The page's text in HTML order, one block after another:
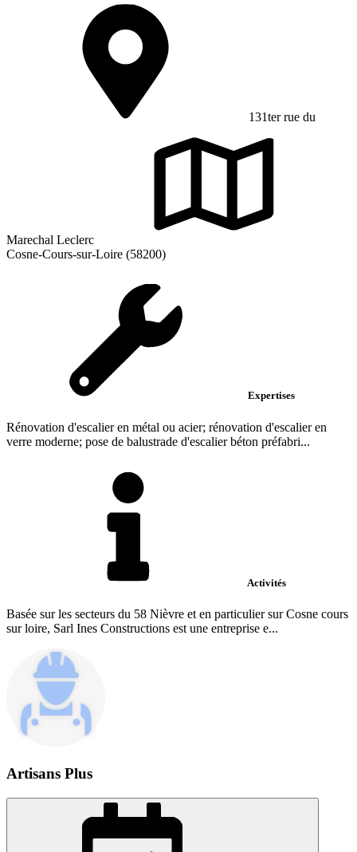
131ter rue du
Marechal Leclerc
Cosne-Cours-sur-Loire (58200)
Expertises
Rénovation d'escalier en métal ou acier; rénovation d'escalier en
verre moderne; pose de balustrade d'escalier béton préfabri...
Activités
Basée sur les secteurs du 58 Nièvre et en particulier sur Cosne cours
sur loire, Sarl Ines Constructions est une entreprise e...
Artisans Plus